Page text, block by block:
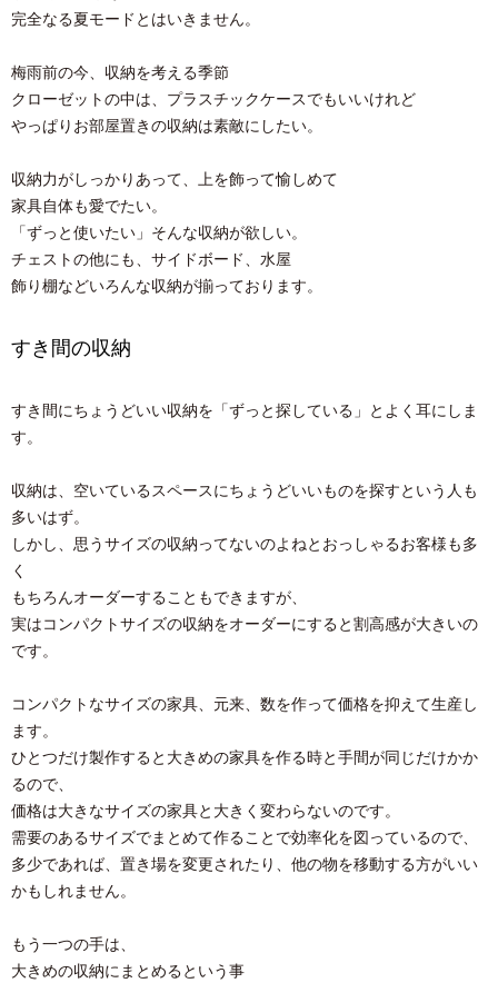
完全なる夏モードとはいきません。
梅雨前の今、収納を考える季節
クローゼットの中は、プラスチックケースでもいいけれど
やっぱりお部屋置きの収納は素敵にしたい。
収納力がしっかりあって、上を飾って愉しめて
家具自体も愛でたい。
「ずっと使いたい」そんな収納が欲しい。
チェストの他にも、サイドボード、水屋
飾り棚などいろんな収納が揃っております。
すき間の収納
すき間にちょうどいい収納を「ずっと探している」とよく耳にしま
す。
収納は、空いているスペースにちょうどいいものを探すという人も
多いはず。
しかし、思うサイズの収納ってないのよねとおっしゃるお客様も多
く
もちろんオーダーすることもできますが、
実はコンパクトサイズの収納をオーダーにすると割高感が大きいの
です。
コンパクトなサイズの家具、元来、数を作って価格を抑えて生産し
ます。
ひとつだけ製作すると大きめの家具を作る時と手間が同じだけかか
るので、
価格は大きなサイズの家具と大きく変わらないのです。
需要のあるサイズでまとめて作ることで効率化を図っているので、
多少であれば、置き場を変更されたり、他の物を移動する方がいい
かもしれません。
もう一つの手は、
大きめの収納にまとめるという事